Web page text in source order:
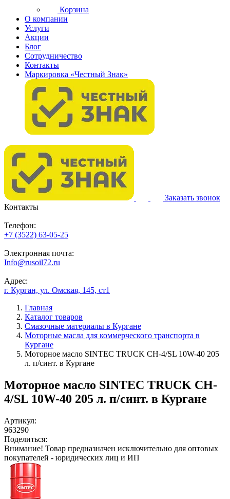
Корзина
О компании
Услуги
Акции
Блог
Сотрудничество
Контакты
Маркировка «Честный Знак»
Заказать звонок
Контакты
Телефон:
+7 (3522) 63-05-25
Электронная почта:
Info@rusoil72.ru
Адрес:
г. Курган, ул. Омская, 145, ст1
Главная
Каталог товаров
Смазочные материалы в Кургане
Моторные масла для коммерческого транспорта в
Кургане
Моторное масло SINTEC TRUCK CH-4/SL 10W-40 205
л. п/синт. в Кургане
Моторное масло SINTEC TRUCK CH-
4/SL 10W-40 205 л. п/синт. в Кургане
Артикул:
963290
Поделиться:
Внимание! Товар предназначен исключительно для оптовых
покупателей - юридических лиц и ИП